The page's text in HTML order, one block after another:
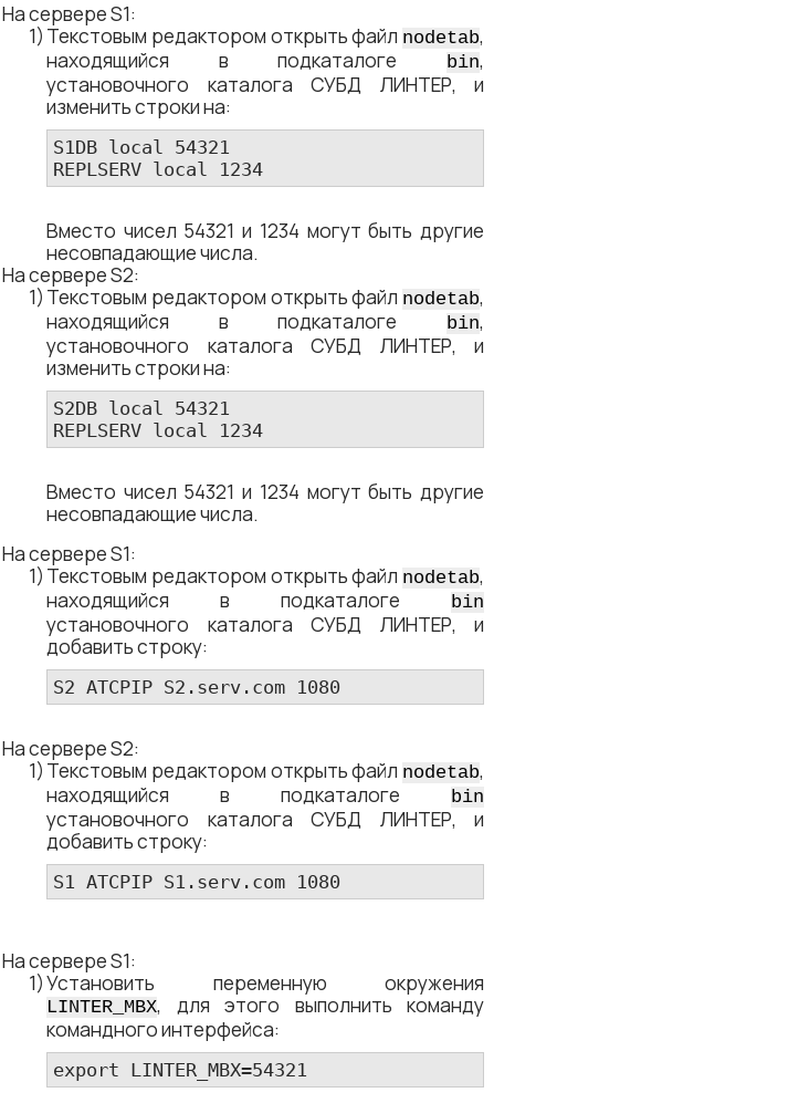
На сервере S1:
Текстовым редактором открыть файл nodetab,
находящийся в подкаталоге
bin,
установочного каталога СУБД ЛИНТЕР, и
изменить строки на:
S1DB local 54321
REPLSERV local 1234
Вместо чисел 54321 и 1234 могут быть другие
несовпадающие числа.
На сервере S2:
Текстовым редактором открыть файл nodetab,
находящийся в подкаталоге
bin,
установочного каталога СУБД ЛИНТЕР, и
изменить строки на:
S2DB local 54321
REPLSERV local 1234
Вместо чисел 54321 и 1234 могут быть другие
несовпадающие числа.
На сервере S1:
Текстовым редактором открыть файл nodetab,
находящийся в подкаталоге
bin
установочного каталога СУБД ЛИНТЕР, и
добавить строку:
S2 ATCPIP S2.serv.com 1080
На сервере S2:
Текстовым редактором открыть файл nodetab,
находящийся в подкаталоге
bin
установочного каталога СУБД ЛИНТЕР, и
добавить строку:
S1 ATCPIP S1.serv.com 1080
На сервере S1:
Установить переменную окружения
LINTER_MBX, для этого выполнить команду
командного интерфейса:
export LINTER_MBX=54321